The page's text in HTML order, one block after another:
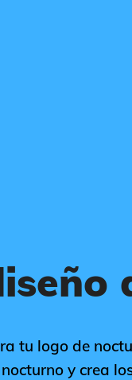
tu logo de
y crea